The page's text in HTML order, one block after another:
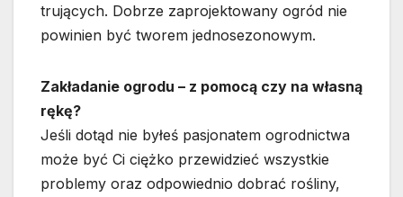
trujących. Dobrze zaprojektowany ogród nie
powinien być tworem jednosezonowym.
Zakładanie ogrodu – z pomocą czy na własną
rękę?
Jeśli dotąd nie byłeś pasjonatem ogrodnictwa
może być Ci ciężko przewidzieć wszystkie
problemy oraz odpowiednio dobrać rośliny,